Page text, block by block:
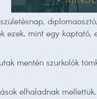
ezek, mint egy
mentén szurkolók
elhaladnak